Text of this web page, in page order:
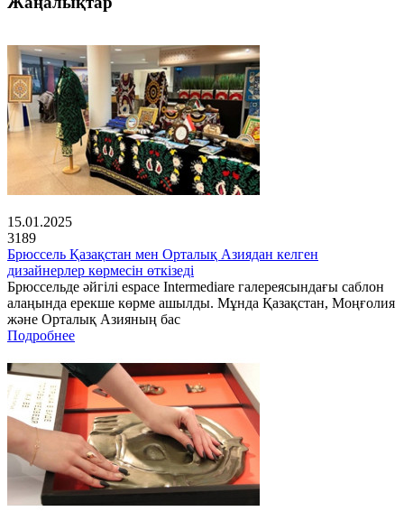
15.01.2025
3189
Брюссель Қазақстан мен Орталық Азиядан келген
дизайнерлер көрмесін өткізеді
Брюссельде әйгілі espace Intermediare галереясындағы саблон
алаңында ерекше көрме ашылды. Мұнда Қазақстан, Моңғолия
және Орталық Азияның бас
Подробнее